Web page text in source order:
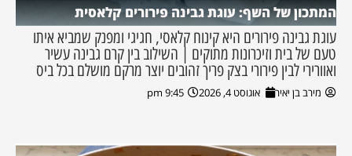
המתכון של השף: עוגת גבינה פירורים קלאסית
עוגת גבינה פירורים היא קינוח קלאסי, חגיגי ומפנק שמביא איתו
טעם של בית וזיכרונות מתוקים | השילוב בין קרם גבינה עשיר
ואוורירי לבין פירורי בצק פריך זהובים יוצר מרקם מושלם בכל ביס
מירב בן יאיר אוגוסט 4, 2026 9:45 pm